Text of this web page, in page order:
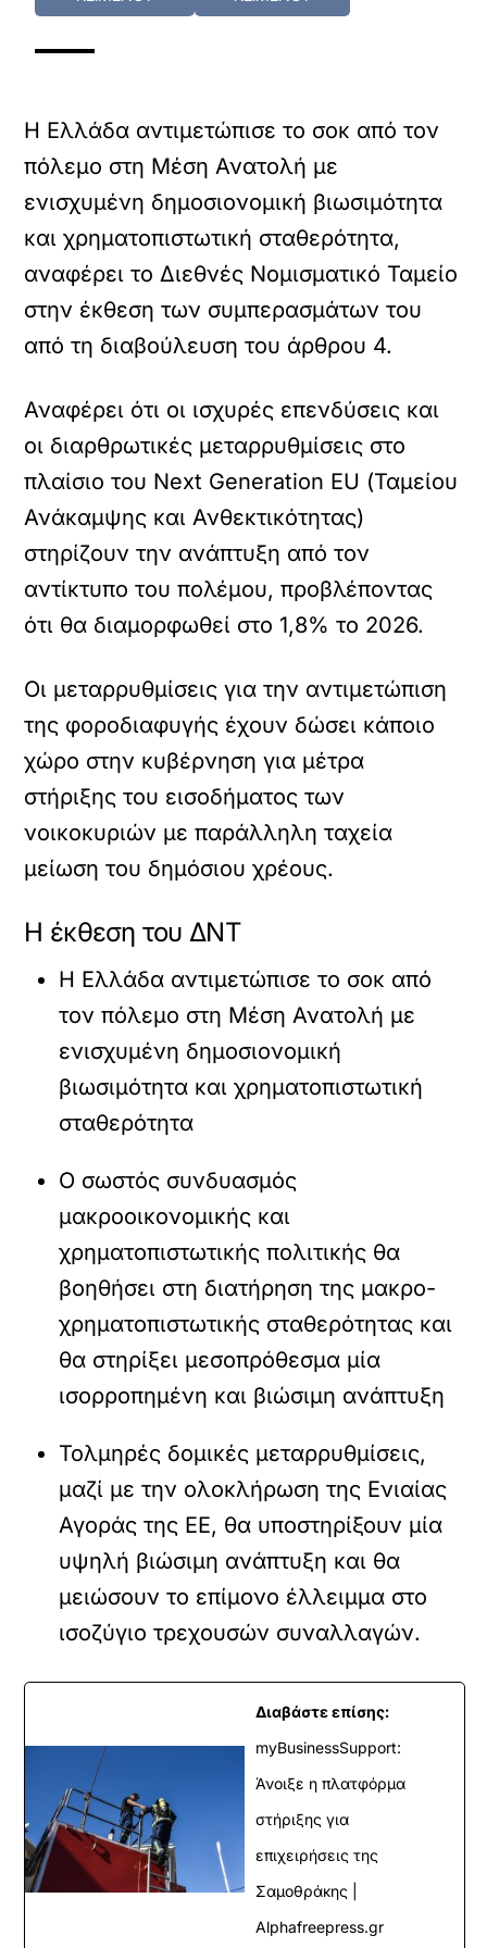
Η Ελλάδα αντιμετώπισε το σοκ από τον
πόλεμο στη Μέση Ανατολή με
ενισχυμένη δημοσιονομική βιωσιμότητα
και χρηματοπιστωτική σταθερότητα,
αναφέρει το Διεθνές Νομισματικό Ταμείο
στην έκθεση των συμπερασμάτων του
από τη διαβούλευση του άρθρου 4.
Αναφέρει ότι οι ισχυρές επενδύσεις και
οι διαρθρωτικές μεταρρυθμίσεις στο
πλαίσιο του Next Generation EU (Ταμείου
Ανάκαμψης και Ανθεκτικότητας)
στηρίζουν την ανάπτυξη από τον
αντίκτυπο του πολέμου, προβλέποντας
ότι θα διαμορφωθεί στο 1,8% το 2026.
Οι μεταρρυθμίσεις για την αντιμετώπιση
της φοροδιαφυγής έχουν δώσει κάποιο
χώρο στην κυβέρνηση για μέτρα
στήριξης του εισοδήματος των
νοικοκυριών με παράλληλη ταχεία
μείωση του δημόσιου χρέους.
Η έκθεση του ΔΝΤ
Η Ελλάδα αντιμετώπισε το σοκ από
τον πόλεμο στη Μέση Ανατολή με
ενισχυμένη δημοσιονομική
βιωσιμότητα και χρηματοπιστωτική
σταθερότητα
Ο σωστός συνδυασμός
μακροοικονομικής και
χρηματοπιστωτικής πολιτικής θα
βοηθήσει στη διατήρηση της μακρο-
χρηματοπιστωτικής σταθερότητας και
θα στηρίξει μεσοπρόθεσμα μία
ισορροπημένη και βιώσιμη ανάπτυξη
Τολμηρές δομικές μεταρρυθμίσεις,
μαζί με την ολοκλήρωση της Ενιαίας
Αγοράς της ΕΕ, θα υποστηρίξουν μία
υψηλή βιώσιμη ανάπτυξη και θα
μειώσουν το επίμονο έλλειμμα στο
ισοζύγιο τρεχουσών συναλλαγών.
Διαβάστε επίσης:
myBusinessSupport:
Άνοιξε η πλατφόρμα
στήριξης για
επιχειρήσεις της
Σαμοθράκης |
Alphafreepress.gr